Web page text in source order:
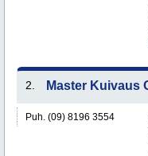
2. Master Kuivaus
Puh. (09) 8196 3554